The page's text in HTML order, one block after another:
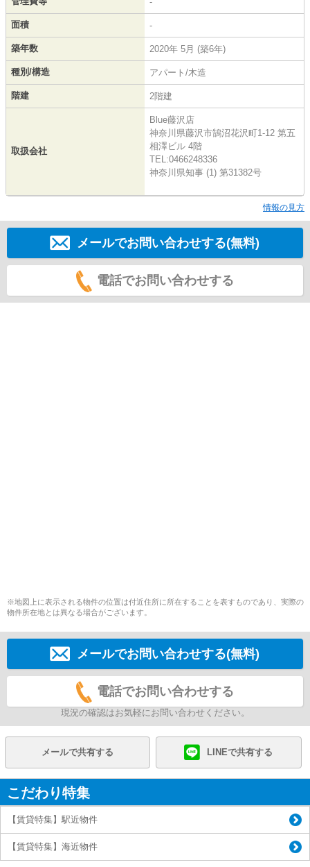
面積 -
築年数 2020年 5月 (築6年)
種別/構造 アパート/木造
階建 2階建
取扱会社
Blue藤沢店
神奈川県藤沢市鵠沼花沢町1-12 第五
相澤ビル 4階
TEL:0466248336
神奈川県知事 (1) 第31382号
情報の見方
メールでお問い合わせする(無料)
電話でお問い合わせする
※地図上に表示される物件の位置は付近住所に所在することを表すものであり、実際の
物件所在地とは異なる場合がございます。
メールでお問い合わせする(無料)
電話でお問い合わせする
現況の確認はお気軽にお問い合わせください。
メールで共有する LINEで共有する
こだわり特集
【賃貸特集】駅近物件
【賃貸特集】海近物件